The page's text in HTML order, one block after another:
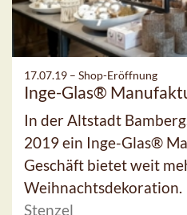
17.07.19 – Shop-Eröffnung
Inge-Glas®
In der Altstadt
2019 ein Inge-Glas®
Geschäft bietet weit
Weihnachtsdekoration.
Stenzel